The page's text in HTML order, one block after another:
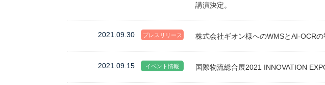
講演決定。
2021.09.30 プレスリリース 株式会社ギオン様へのWMSとAI-OCRの
2021.09.15 イベント情報 国際物流総合展2021 INNOVATION